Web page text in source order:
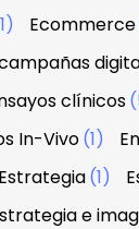
Ecommerce
clínicos
In-Vivo(1)
Estrategia(1)
e